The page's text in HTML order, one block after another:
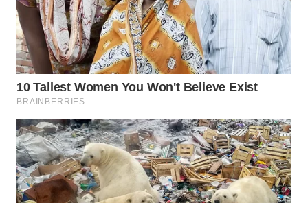
ADVOKAT
WAHANA
INFRASTRUKTUR
WAHANA
KONSUMEN
WAHANA
LISTRIK
WAHANA